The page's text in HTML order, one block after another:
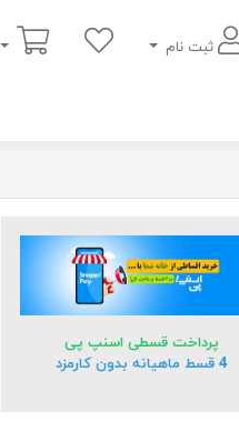
ثبت نام
سبد خرید
پرداخت قسطی اسنپ پی
4 قسط ماهیانه بدون کارمزد